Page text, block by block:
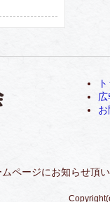
ムページにお知らせ頂